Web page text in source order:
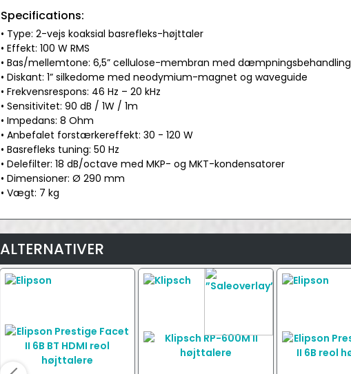
Specifications:
• Type: 2-vejs koaksial basrefleks-højttaler
• Effekt: 100 W RMS
• Bas/mellemtone: 6,5” cellulose-membran med dæmpningsbehandling
• Diskant: 1” silkedome med neodymium-magnet og waveguide
• Frekvensrespons: 46 Hz – 20 kHz
• Sensitivitet: 90 dB / 1W / 1m
• Impedans: 8 Ohm
• Anbefalet forstærkereffekt: 30 - 120 W
• Basrefleks tuning: 50 Hz
• Delefilter: 18 dB/octave med MKP- og MKT-kondensatorer
• Dimensioner: Ø 290 mm
• Vægt: 7 kg
ALTERNATIVER